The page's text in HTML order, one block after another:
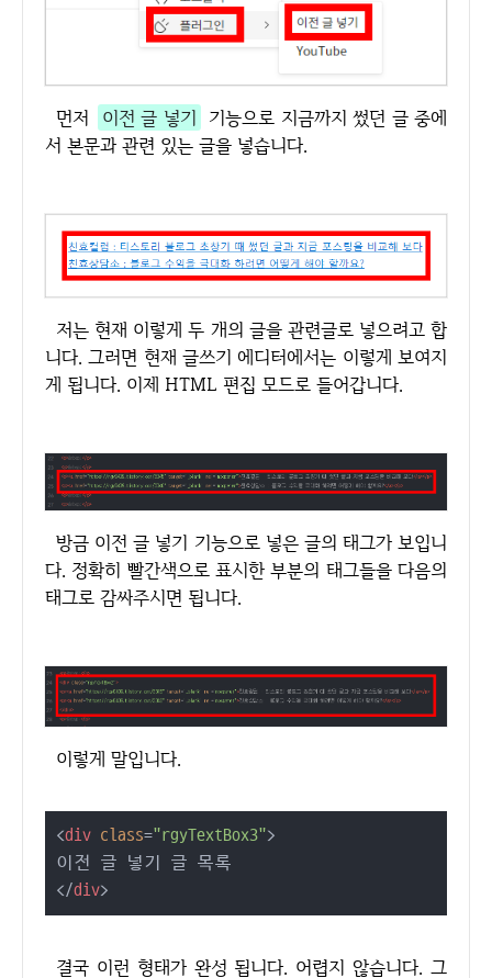
먼저 이전 글 넣기 기능으로 지금까지 썼던 글 중에
서 본문과 관련 있는 글을 넣습니다.
저는 현재 이렇게 두 개의 글을 관련글로 넣으려고 합
니다. 그러면 현재 글쓰기 에디터에서는 이렇게 보여지
게 됩니다. 이제 HTML 편집 모드로 들어갑니다.
방금 이전 글 넣기 기능으로 넣은 글의 태그가 보입니
다. 정확히 빨간색으로 표시한 부분의 태그들을 다음의
태그로 감싸주시면 됩니다.
이렇게 말입니다.
<div class="rgyTextBox3">
</div>
결국 이런 형태가 완성 됩니다. 어렵지 않습니다. 그